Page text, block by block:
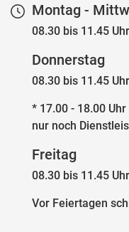
Montag -
08.30 bis 11.45
Donnerstag
08.30 bis 11.45
* 17.00 - 18.00 Uhr
nur noch
Freitag
08.30 bis 11.45
Vor Feiertagen